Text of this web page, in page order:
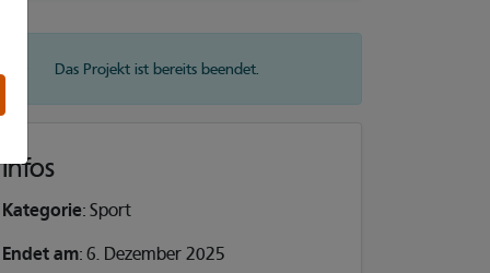
Das Projekt ist bereits beendet.
Infos
Kategorie: Sport
Endet am: 6. Dezember 2025